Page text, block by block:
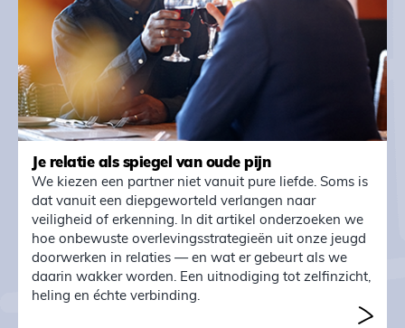
Je relatie als spiegel van oude pijn
We kiezen een partner niet vanuit pure liefde. Soms is
dat vanuit een diepgeworteld verlangen naar
veiligheid of erkenning. In dit artikel onderzoeken we
hoe onbewuste overlevingsstrategieën uit onze jeugd
doorwerken in relaties — en wat er gebeurt als we
daarin wakker worden. Een uitnodiging tot zelfinzicht,
heling en échte verbinding.